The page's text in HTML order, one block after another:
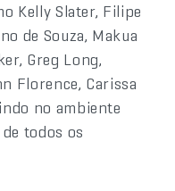
Kelly Slater, Filipe
de Souza, Makua
Greg Long,
Florence, Carissa
no ambiente
todos os